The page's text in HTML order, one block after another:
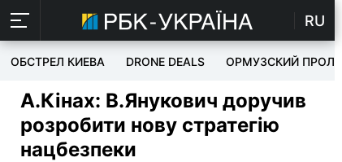
RU
ОБСТРЕЛ КИЕВА DRONE DEALS ОРМУЗСКИЙ
А.Кінах: В.Янукович доручив
розробити нову стратегію
нацбезпеки